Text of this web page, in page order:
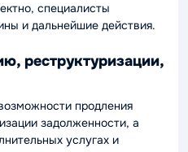
специалисты
и дальнейшие действия.
реструктуризации,
продления
задолженности, а
услугах и